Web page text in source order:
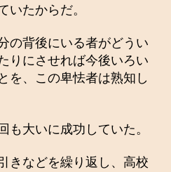
いたからだ。
の背後にいる者がどうい
りにさせれば今後いろい
を、この卑怯者は熟知し
も大いに成功していた。
きなどを繰り返し、高校